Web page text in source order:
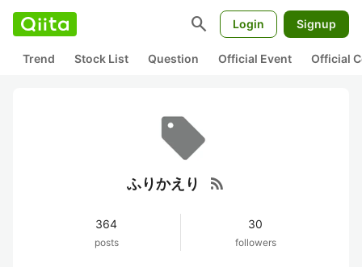
search Login Signup
Trend Stock List Question Official Event Official
ふりかえり rss_feed
364
posts
30
followers